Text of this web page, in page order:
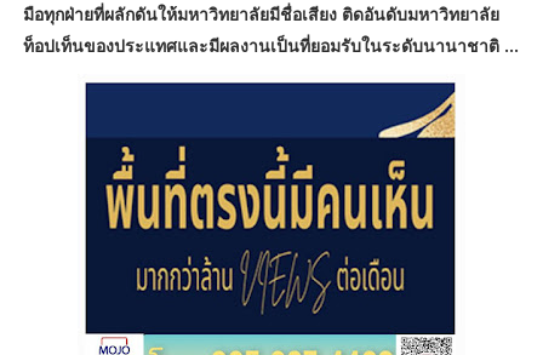
มือทุกฝ่ายที่ผลักดันให้มหาวิทยาลัยมีชื่อเสียง ติดอันดับมหาวิทยาลัย
ท็อปเท็นของประแทศและมีผลงานเป็นที่ยอมรับในระดับนานาชาติ ...